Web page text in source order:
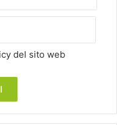
del sito web